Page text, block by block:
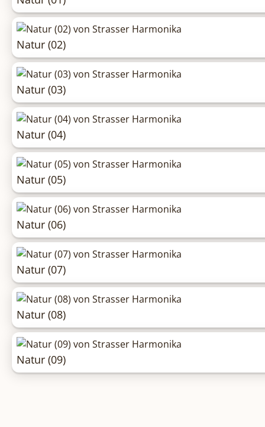
Natur (02)
Natur (03)
Natur (04)
Natur (05)
Natur (06)
Natur (07)
Natur (08)
Natur (09)